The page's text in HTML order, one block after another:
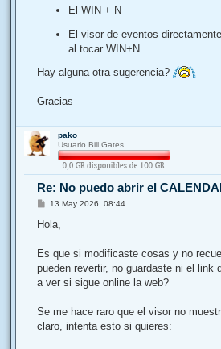
El WIN + N
El visor de eventos
al tocar WIN+N
Hay alguna otra sugerencia?
Gracias
pako
Usuario Bill Gates
Re: No puedo abrir el
M
n
j
13 May 2026, 08:44
Hola,
Es que si modificaste cosas y no
pueden revertir, no guardaste ni el link
a ver si sigue online la web?
Se me hace raro que el visor no
claro, intenta esto si quieres: